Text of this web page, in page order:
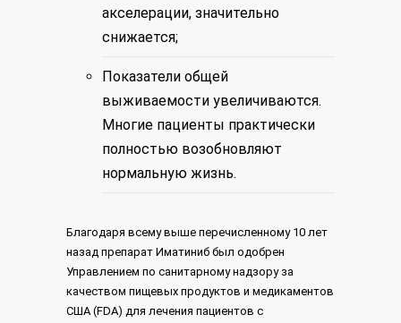
акселерации, значительно
снижается;
Показатели общей
выживаемости увеличиваются.
Многие пациенты практически
полностью возобновляют
нормальную жизнь.
Благодаря всему выше перечисленному 10 лет
назад препарат Иматиниб был одобрен
Управлением по санитарному надзору за
качеством пищевых продуктов и медикаментов
США (FDA) для лечения пациентов с